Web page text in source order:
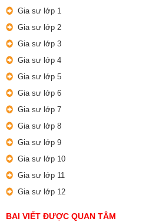
Gia sư lớp 1
Gia sư lớp 2
Gia sư lớp 3
Gia sư lớp 4
Gia sư lớp 5
Gia sư lớp 6
Gia sư lớp 7
Gia sư lớp 8
Gia sư lớp 9
Gia sư lớp 10
Gia sư lớp 11
Gia sư lớp 12
BAI VIẾT ĐƯỢC QUAN TÂM